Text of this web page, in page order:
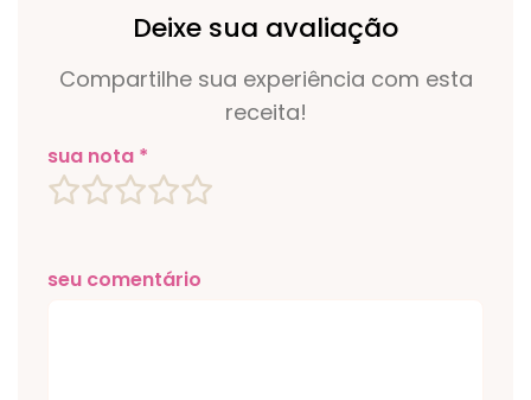
Deixe sua avaliação
Compartilhe sua experiência com esta
receita!
sua nota *
seu comentário